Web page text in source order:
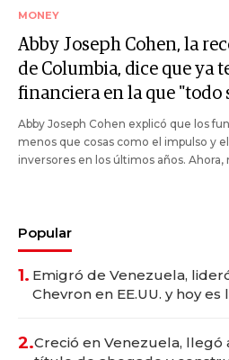
MONEY
Abby Joseph Cohen, la
de Columbia, dice que ya
financiera en la que "todo
Abby Joseph Cohen explicó que los
menos que cosas como el impulso y
inversores en los últimos años. Ahora,
Popular
1. Emigró de Venezuela,
Chevron en EE.UU. y hoy
2.Creció en Venezuela, llegó